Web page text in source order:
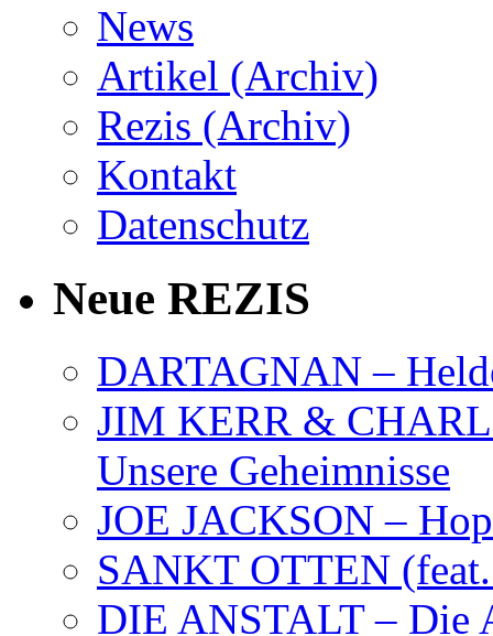
News
Artikel (Archiv)
Rezis (Archiv)
Kontakt
Datenschutz
Neue REZIS
DARTAGNAN –
JIM KERR &
Unsere Geheimnisse
JOE JACKSON –
SANKT OTTEN
DIE ANSTALT – Die